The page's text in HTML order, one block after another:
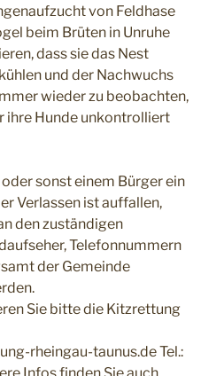
von Feldhase
beim Brüten in Unruhe
dass sie das Nest
und der Nachwuchs
wieder zu beobachten,
ihre Hunde unkontrolliert
sonst einem Bürger ein
Verlassen ist auffallen,
den zuständigen
Telefonnummern
der Gemeinde
Sie bitte die Kitzrettung
rheingau-taunus.de Tel.: